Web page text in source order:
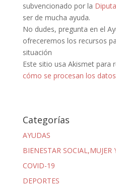
subvencionado por la
ser de mucha ayuda.
No dudes, pregunta en el
ofreceremos los recursos
situación
Este sitio usa Akismet para
cómo se procesan los
Categorías
AYUDAS
BIENESTAR SOCIAL,MUJER
COVID-19
DEPORTES